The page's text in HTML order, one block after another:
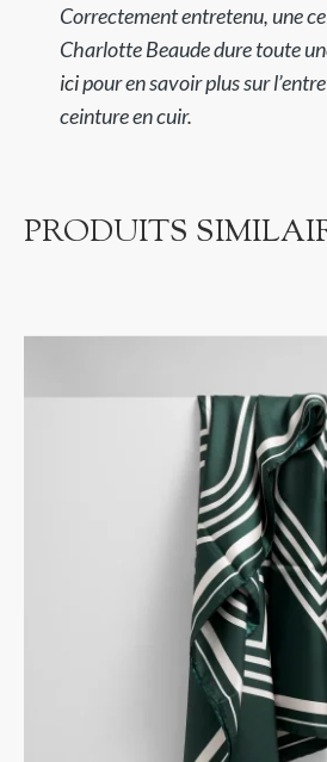
Correctement entretenu, une
Charlotte Beaude dure toute
icipour en savoir plus sur
ceinture en cuir.
PRODUITS